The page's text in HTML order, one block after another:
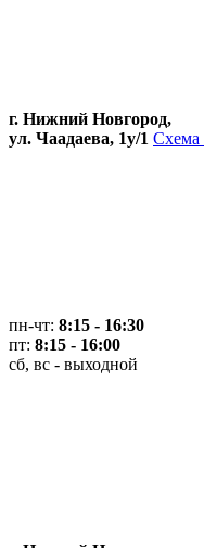
г. Нижний Новгород,
ул. Чаадаева, 1у/1 Схема
пн-чт: 8:15 - 16:30
пт: 8:15 - 16:00
сб, вс - выходной